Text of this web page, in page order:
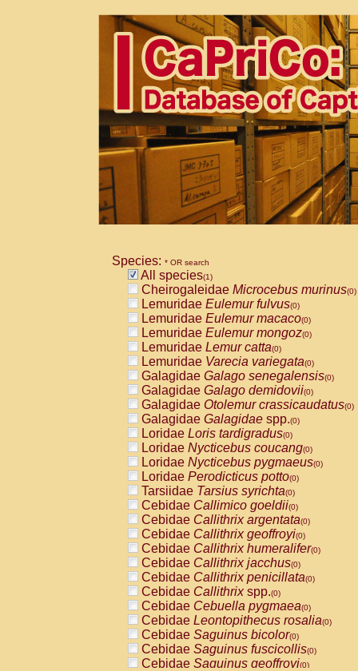
Species: * OR search
All species(1)
Cheirogaleidae Microcebus murinus(0)
Lemuridae Eulemur fulvus(0)
Lemuridae Eulemur macaco(0)
Lemuridae Eulemur mongoz(0)
Lemuridae Lemur catta(0)
Lemuridae Varecia variegata(0)
Galagidae Galago senegalensis(0)
Galagidae Galago demidovii(0)
Galagidae Otolemur crassicaudatus(0)
Galagidae Galagidae spp.(0)
Loridae Loris tardigradus(0)
Loridae Nycticebus coucang(0)
Loridae Nycticebus pygmaeus(0)
Loridae Perodicticus potto(0)
Tarsiidae Tarsius syrichta(0)
Cebidae Callimico goeldii(0)
Cebidae Callithrix argentata(0)
Cebidae Callithrix geoffroyi(0)
Cebidae Callithrix humeralifer(0)
Cebidae Callithrix jacchus(0)
Cebidae Callithrix penicillata(0)
Cebidae Callithrixspp.(0)
Cebidae Cebuella pygmaea(0)
Cebidae Leontopithecus rosalia(0)
Cebidae Saguinus bicolor(0)
Cebidae Saguinus fuscicollis(0)
Cebidae Saguinus geoffroyi(0)